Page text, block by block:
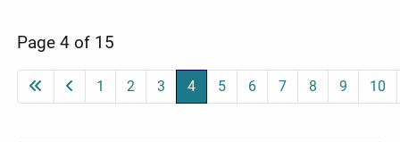
Page 4 of 15
1 2 3 4 5 6 7 8 9 10